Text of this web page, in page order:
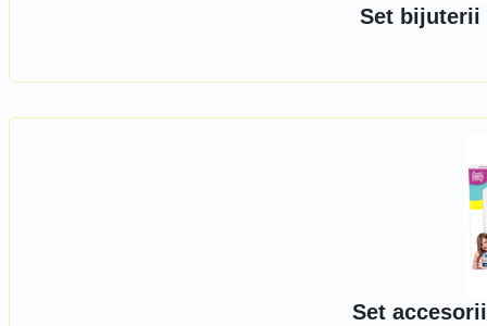
Set bijuterii
Set